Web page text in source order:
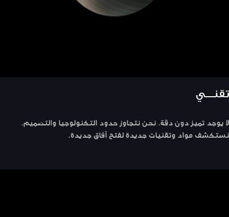
تقنـــي
لا يوجد تميز دون دقة. نحن نتجاوز حدود التكنولوجيا والتصميم.
نستكشف مواد وتقنيات جديدة لفتح آفاق جديدة.